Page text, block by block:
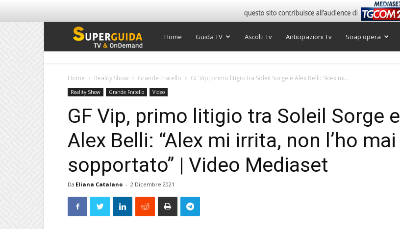
Super
TV
Home Guida TV Ascolti Tv Anticipazioni Tv Soap opera
Home Reality Show Grande Fratello GF Vip, primo litigio tra Soleil Sorge e Alex Belli: “Alex mi...
Reality Show Grande Fratello Video
GF Vip, primo litigio tra Soleil Sorge e
Alex Belli: “Alex mi irrita, non l’ho mai
sopportato” | Video Mediaset
Da Eliana Catalano - 2 Dicembre 2021